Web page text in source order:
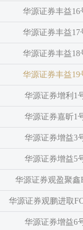
华源证券丰益16
华源证券丰益17
华源证券丰益18
华源证券丰益19
华源证券增利1
华源证券嘉昕1
华源证券增益3
华源证券增益5
华源证券观盈聚鑫
华源证券观鹏进取
华源证券增益6